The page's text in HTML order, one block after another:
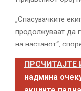
„Спасувачките
продолжуваат да
на настанот“,
ПРОЧИТАЈТЕ
надмина